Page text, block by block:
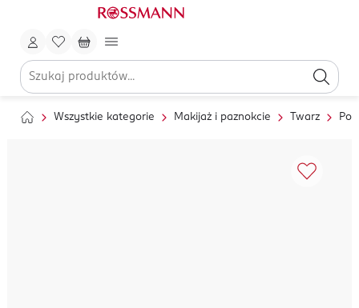
Wszystkie kategorie Makijaż i paznokcie Twarz